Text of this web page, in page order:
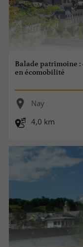
Balade patrimoine :
en écomobilité
Nay
4,0 km